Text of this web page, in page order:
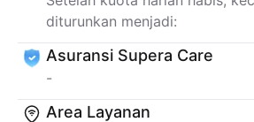
diturunkan menjadi:
Asuransi Supera Care
-
Area Layanan